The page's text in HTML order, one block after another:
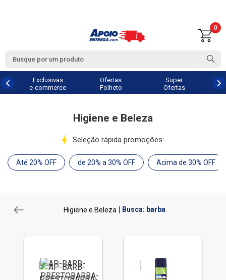
0
Exclusivas
e-commerce
Ofertas
Folheto
Super
Ofertas
Higiene e Beleza
Seleção rápida promoções:
Até 20% OFF de 20% a 30% OFF Acima de 30% OFF
Higiene e Beleza Busca: barba